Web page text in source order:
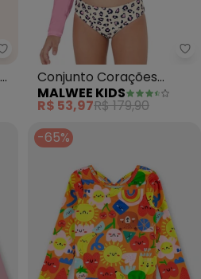
Fakini Kids - Maiô Moda Praia
Conjunto Corações
Malha Uv50 (Rosa)
MALWEE KIDS
R$ 53,97R$ 179,90
-65%